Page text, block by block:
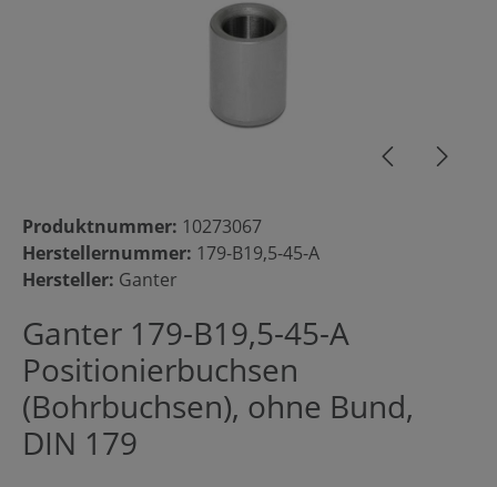
Produktnummer: 10273067
Herstellernummer: 179-B19,5-45-A
Hersteller: Ganter
Ganter 179-B19,5-45-A
Positionierbuchsen
(Bohrbuchsen), ohne Bund,
DIN 179